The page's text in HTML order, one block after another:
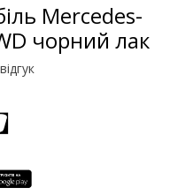
Mercedes-
чорний лак